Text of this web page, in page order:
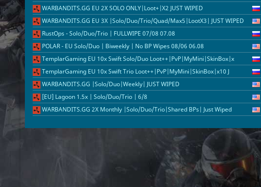
WARBANDITS.GG EU 2X SOLO ONLY|Loot+|X2 JUST WIPED
WARBANDITS.GG EU 3X |Solo/Duo/Trio/Quad/Max5|LootX3| JUST WIPED
RustOps - Solo/Duo/Trio | FULLWIPE 07/08 07.08
POLAR - EU Solo/Duo | Biweekly | No BP Wipes 08/06 06.08
TemplarGaming EU 10x Swift Solo/Duo Loot++|PvP|MyMini|SkinBox|x
TemplarGaming EU 10x Swift Trio Loot++|PvP|MyMini|SkinBox|x10 J
WARBANDITS.GG |Solo/Duo|Weekly| JUST WIPED
[EU] Lagoon 1.5x | Solo/Duo/Trio | 6/8
WARBANDITS.GG 2X Monthly |Solo/Duo/Trio|Shared BPs| Just Wiped